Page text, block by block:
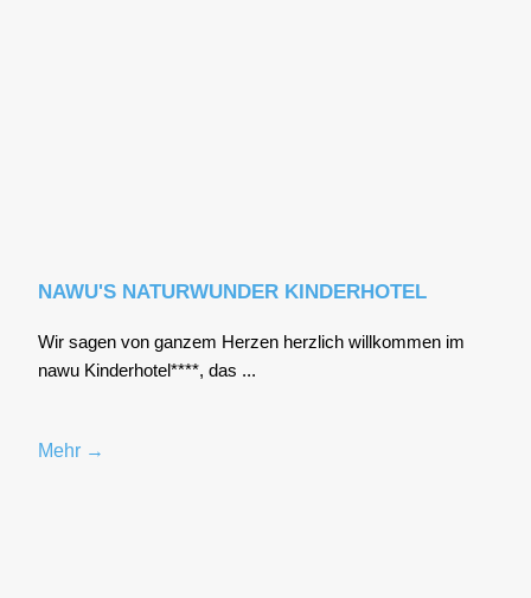
NAWU'S NATURWUNDER KINDERHOTEL
Wir sagen von gan­zem Her­zen herz­lich will­kom­men im
nawu Kin­der­ho­tel****, das ...
Mehr →